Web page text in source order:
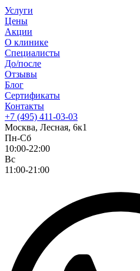
Услуги
Цены
Акции
О клинике
Специалисты
До/после
Отзывы
Блог
Сертификаты
Контакты
+7 (495) 411-03-03
Москва, Лесная, 6к1
Пн-Сб
10:00-22:00
Вс
11:00-21:00